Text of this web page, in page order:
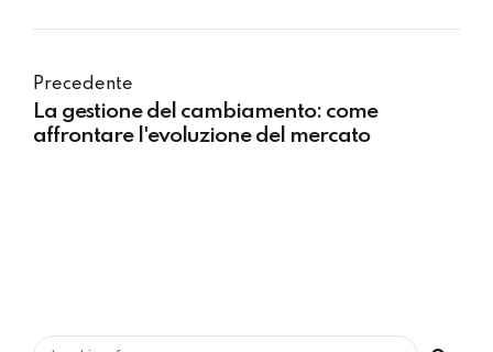
Precedente
La gestione del cambiamento: come
affrontare l'evoluzione del mercato